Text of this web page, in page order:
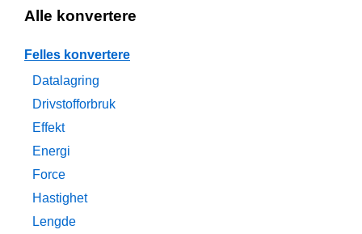
Alle konvertere
Felles konvertere
Datalagring
Drivstofforbruk
Effekt
Energi
Force
Hastighet
Lengde